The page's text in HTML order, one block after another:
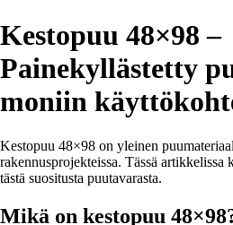
Kestopuu 48×98 –
Painekyllästetty
moniin
Kestopuu 48×98 on yleinen
rakennusprojekteissa. Tässä artikkelissa
tästä suositusta puutavarasta.
Mikä on kestopuu